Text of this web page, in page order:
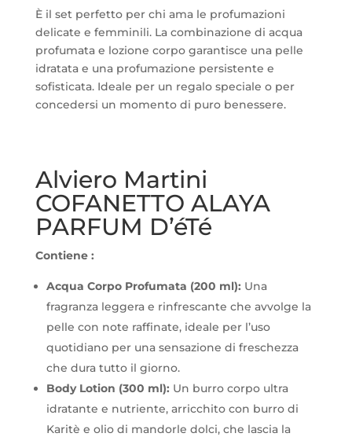
Body
Butter
300ml.
quantità
È il set perfetto per chi ama le profumazioni
delicate e femminili. La combinazione di acqua
profumata e lozione corpo garantisce una pelle
idratata e una profumazione persistente e
sofisticata. Ideale per un regalo speciale o per
concedersi un momento di puro benessere.
Alviero Martini
COFANETTO ALAYA
PARFUM D’éTé
Contiene :
Acqua Corpo Profumata (200 ml): Una
fragranza leggera e rinfrescante che avvolge la
pelle con note raffinate, ideale per l’uso
quotidiano per una sensazione di freschezza
che dura tutto il giorno.
Body Lotion (300 ml): Un burro corpo ultra
idratante e nutriente, arricchito con burro di
Karitè e olio di mandorle dolci, che lascia la